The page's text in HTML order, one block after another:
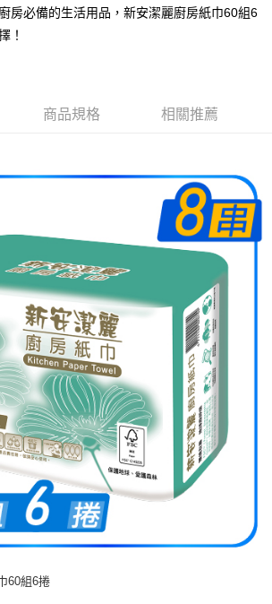
、不需綁卡、不需儲值。
，簡訊認證，即可結帳。
並確認金額後，即可完成結帳。
當下不需立刻繳費，但若您需要取消訂單，請聯絡
家同意取消之訂單仍視為有效，需透過AFTEE先享
先享後付 」之結帳頁面顯示為準，若有關於
取消欲退款等相關疑問，請聯繫「AFTEE先享後付
netprotections.freshdesk.com/support/home
有限公司提供之「AFTEE先享後付」服務完成之交
圍內提供個人資料，並將交易相關給付款項請求債
限公司。
宜，請瀏覽以下網址：
先徵得法定代理人或監護人之同意方可使用
若未經同意申辦者引起之損失，本公司不負相關責
後付」時，將依據個別帳號之用戶狀況，依本公司即
度；若仍有額度不足之情形，本公司將視審查結果
號或使用他人資訊註冊。若發現惡意使用之情形，
有權停止該用戶之使用額度並採取法律行動。
房必備的生活用品，新安潔麗廚房紙巾60組6
！
商品規格 相關推薦
60組6捲